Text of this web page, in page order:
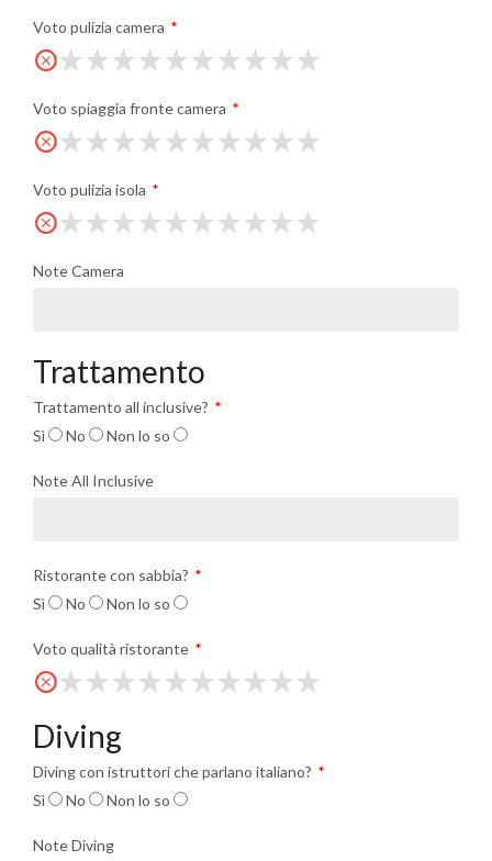
Voto pulizia camera
Voto spiaggia fronte camera
Voto pulizia isola
Note Camera
Trattamento
Trattamento all inclusive?
Sì
No Non lo so
Note All Inclusive
Ristorante con sabbia?
Sì
No Non lo so
Voto qualità ristorante
Diving
Diving con istruttori che parlano italiano?
Sì
No Non lo so
Note Diving